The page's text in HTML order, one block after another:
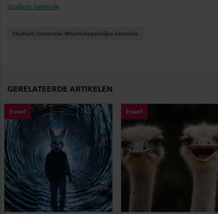
Studium Generale
Studium Generale: Maatschappelijke kwesties
GERELATEERDE ARTIKELEN
Event Event